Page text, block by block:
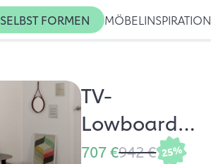
SELBST FORMEN MÖBEL INSPIRATION
TV-
Lowboard
Black Carpet
707 €942 € 25%